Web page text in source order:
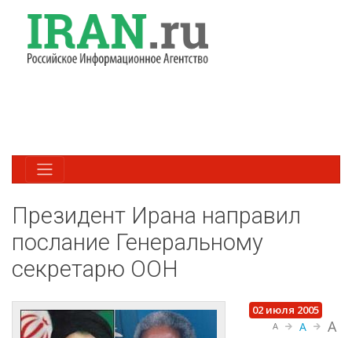
Президент Ирана направил
послание Генеральному
секретарю ООН
02 июля 2005
A A A